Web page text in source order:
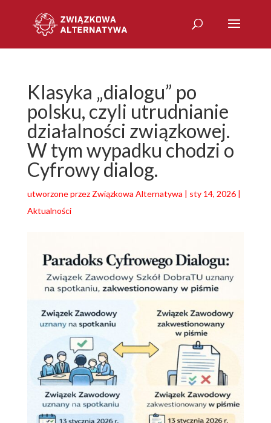
Klasyka „dialogu” po
polsku, czyli utrudnianie
działalności związkowej.
W tym wypadku chodzi o
Cyfrowy dialog.
utworzone przez Związkowa Alternatywa | sty 14, 2026|
Aktualności